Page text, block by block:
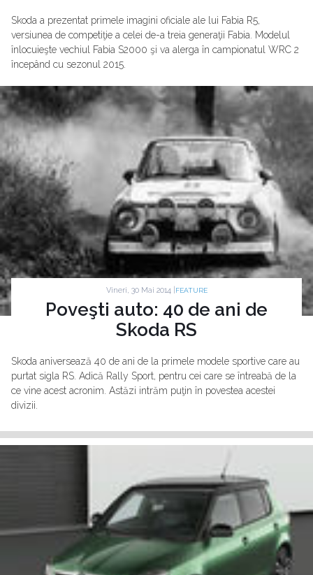
Skoda a prezentat primele imagini oficiale ale lui Fabia R5,
versiunea de competiţie a celei de-a treia generaţii Fabia. Modelul
înlocuieşte vechiul Fabia S2000 şi va alerga în campionatul WRC 2
începând cu sezonul 2015.
Vineri, 30 Mai 2014 | FEATURE
Poveşti auto: 40 de ani de
Skoda RS
Skoda aniversează 40 de ani de la primele modele sportive care au
purtat sigla RS. Adică Rally Sport, pentru cei care se întreabă de la
ce vine acest acronim. Astăzi intrăm puţin în povestea acestei
divizii.